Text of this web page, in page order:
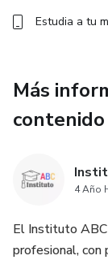
Estudia a tu
Más
contenido
4 Año
El Instituto
profesional, con